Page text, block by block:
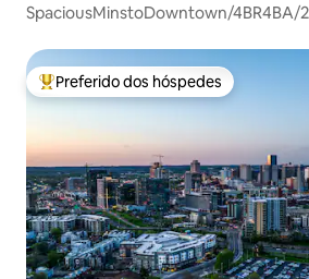
SpaciousMinstoDowntown/4BR4BA/
Entre os melhores preferidos dos
Preferido dos hóspedes